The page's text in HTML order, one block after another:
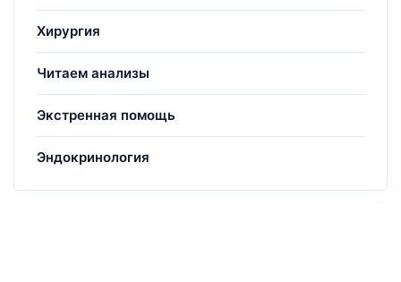
Хирургия
Читаем анализы
Экстренная помощь
Эндокринология